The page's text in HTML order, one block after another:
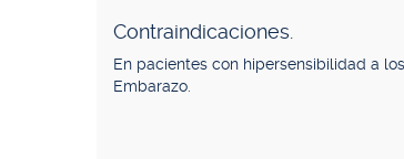
Contraindicaciones.
En pacientes con hipersensibilidad a
Embarazo.